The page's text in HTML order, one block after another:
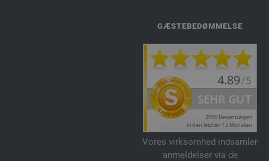
GÆSTEBEDØMMELSE
Vores virksomhed indsamler
anmeldelser via de